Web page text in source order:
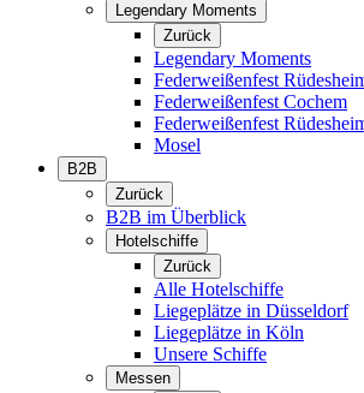
Legendary Moments
Zurück
Legendary Moments
Federweißenfest
Federweißenfest Cochem
Federweißenfest
Mosel
B2B
Zurück
B2B im Überblick
Hotelschiffe
Zurück
Alle Hotelschiffe
Liegeplätze in Düsseldorf
Liegeplätze in Köln
Unsere Schiffe
Messen